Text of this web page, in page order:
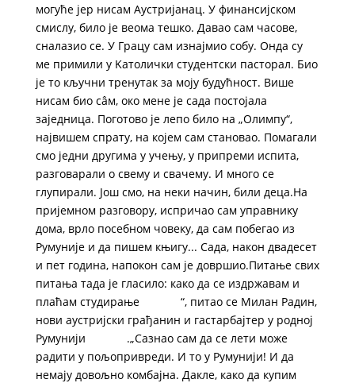
могуће јер нисам Аустријанац. У финансијском
смислу, било је веома тешко. Давао сам часове,
сналазио се. У Грацу сам изнајмио собу. Онда су
ме примили у Kатолички студентски пасторал. Био
је то кључни тренутак за моју будућност. Више
нисам био сâм, око мене је сада постојала
заједница. Поготово је лепо било на „Олимпу“,
највишем спрату, на којем сам становао. Помагали
смо једни другима у учењу, у припреми испита,
разговарали о свему и свачему. И много се
глупирали. Још смо, на неки начин, били деца.На
пријемном разговору, испричао сам управнику
дома, врло посебном човеку, да сам побегао из
Румуније и да пишем књигу... Сада, након двадесет
и пет година, напокон сам је довршио.Питање свих
питања тада је гласило: како да се издржавам и
плаћам студирање “, питао се Милан Радин,
нови аустријски грађанин и гастарбајтер у родној
Румунији .„Сазнао сам да се лети може
радити у пољопривреди. И то у Румунији! И да
немају довољно комбајна. Дакле, како да купим